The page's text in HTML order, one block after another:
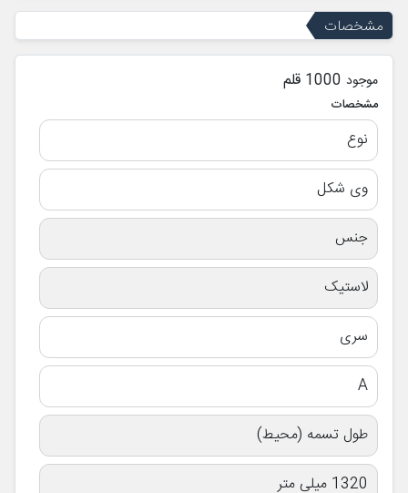
مشخصات
موجود 1000 قلم
مشخصات
نوع
وی شکل
جنس
لاستیک
سری
A
طول تسمه (محیط)
1320 میلی متر